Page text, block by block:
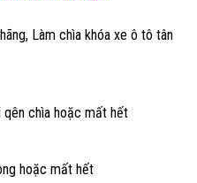
Làm chìa khóa xe ô tô tân
qên chìa hoặc mất hết
hoặc mất hết